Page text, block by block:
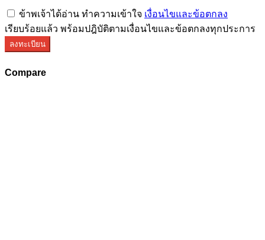
ข้าพเจ้าได้อ่าน ทำความเข้าใจ เงื่อนไขและข้อตกลง
เรียบร้อยแล้ว พร้อมปฎิบัติตามเงื่อนไขและข้อตกลงทุกประการ
ลงทะเบียน
Compare